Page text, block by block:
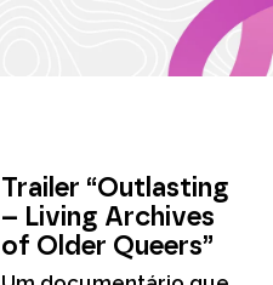
Trailer “Outlasting
– Living Archives
of Older Queers”